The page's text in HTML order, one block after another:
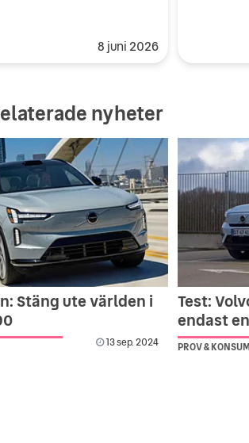
8 juni 2026
nyheter
Stäng ute världen i
13 sep. 2024
Test:
endast
PROV &